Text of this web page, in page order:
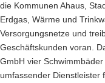
die Kommunen Ahaus,
Erdgas, Wärme und
Versorgungsnetze und
Geschäftskunden voran.
GmbH vier
umfassender Dienstleister